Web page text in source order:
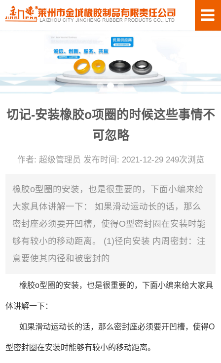
切记-安装橡胶o项圈的时候这些事情不
可忽略
作者: 超级管理员 发布时间: 2021-12-29 249次浏览
橡胶o型圈的安装，也是很重要的，下面小编来给
大家具体讲解一下： 如果滑动运动长的话，那么
密封座必须要开凹槽，使得O型密封圈在安装时能
够有较小的移动距离。 (1)径向安装 内周密封：注
意要使其内径和被密封的
橡胶o型圈的安装，也是很重要的，下面小编来给大家具
体讲解一下：
如果滑动运动长的话，那么密封座必须要开凹槽，使得O
型密封圈在安装时能够有较小的移动距离。